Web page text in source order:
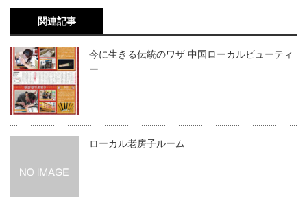
関連記事
今に生きる伝統のワザ 中国ローカルビューティ
ー
ローカル老房子ルーム